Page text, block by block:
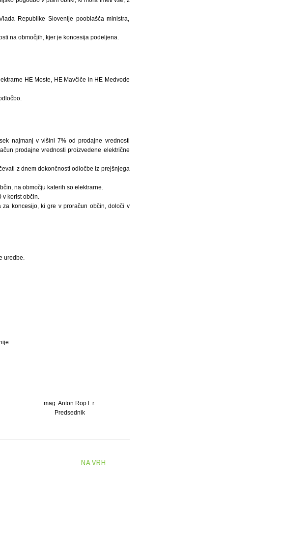
Republike Slovenije pooblašča ministra,
na območjih, kjer je koncesija podeljena.
HE Moste, HE Mavčiče in HE Medvode
najmanj v višini 7% od prodajne vrednosti
prodajne vrednosti proizvedene električne
z dnem dokončnosti odločbe iz prejšnjega
na območju katerih so elektrarne.
korist občin.
koncesijo, ki gre v proračun občin, določi v
uredbe.
mag. Anton Rop l. r.
Predsednik
NA VRH